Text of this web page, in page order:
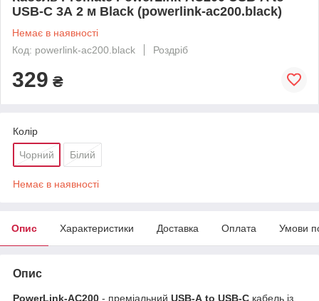
USB-C 3А 2 м Black (powerlink-ac200.black)
Немає в наявності
Код: powerlink-ac200.black
Роздріб
329 ₴
Колір
Чорний Білий
Немає в наявності
Опис Характеристики Доставка Оплата Умови
Опис
PowerLink-AC200 - преміальний USB-A to USB-C кабель із